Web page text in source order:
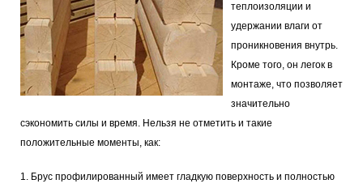
теплоизоляции и
удержании влаги от
проникновения внутрь.
Кроме того, он легок в
монтаже, что позволяет
значительно
сэкономить силы и время. Нельзя не отметить и такие
положительные моменты, как:
1. Брус профилированный имеет гладкую поверхность и полностью